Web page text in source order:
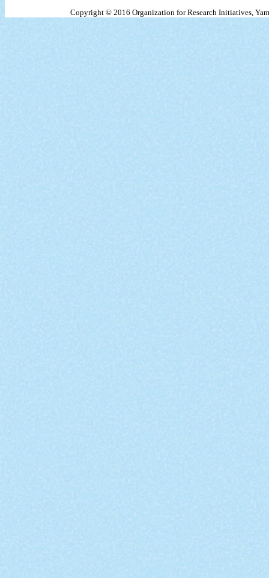
Copyright © 2016 Organization for Research Initiatives,